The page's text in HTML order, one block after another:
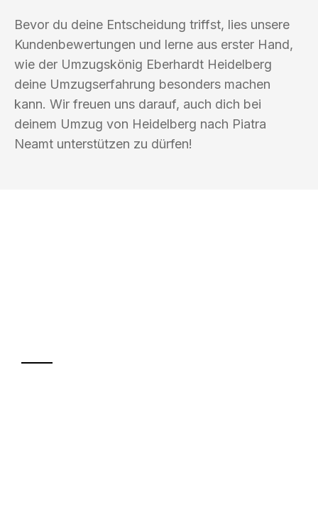
Bevor du deine Entscheidung triffst, lies unsere
Kundenbewertungen und lerne aus erster Hand,
wie der Umzugskönig Eberhardt Heidelberg
deine Umzugserfahrung besonders machen
kann. Wir freuen uns darauf, auch dich bei
deinem Umzug von Heidelberg nach Piatra
Neamt unterstützen zu dürfen!